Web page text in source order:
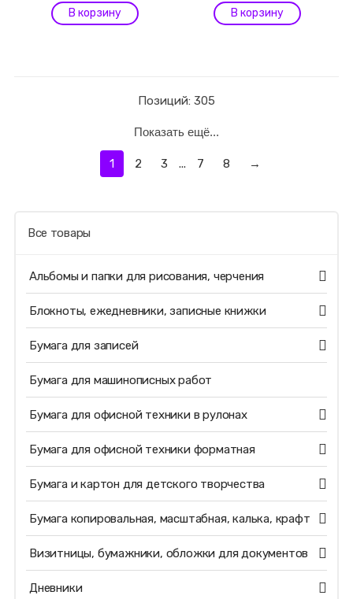
Позиций: 305
Показать ещё...
1 2 3 ... 7 8 →
Все товары
Альбомы и папки для рисования, черчения
Блокноты, ежедневники, записные книжки
Бумага для записей
Бумага для машинописных работ
Бумага для офисной техники в рулонах
Бумага для офисной техники форматная
Бумага и картон для детского творчества
Бумага копировальная, масштабная, калька, крафт
Визитницы, бумажники, обложки для документов
Дневники